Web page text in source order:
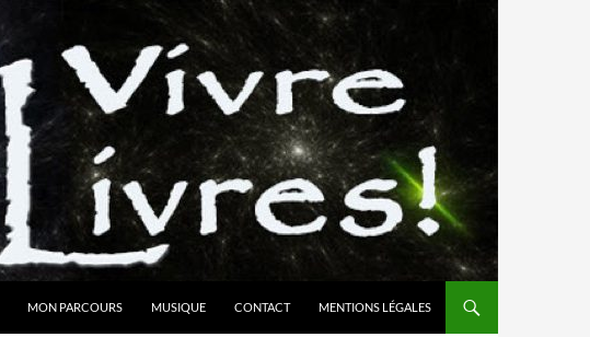
MON PARCOURS MUSIQUE CONTACT MENTIONS LÉGALES